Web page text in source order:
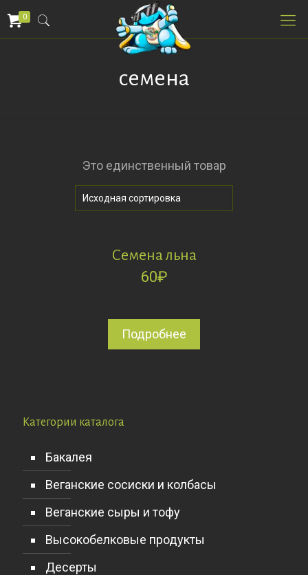
0
семена
Это единственный товар
Семена льна
60₽
Подробнее
Категории каталога
Бакалея
Веганские сосиски и колбасы
Веганские сыры и тофу
Высокобелковые продукты
Десерты